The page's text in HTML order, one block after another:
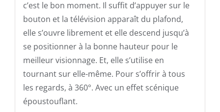
c’est le bon moment. Il suffit d’appuyer sur le
bouton et la télévision apparaît du plafond,
elle s’ouvre librement et elle descend jusqu’à
se positionner à la bonne hauteur pour le
meilleur visionnage. Et, elle s’utilise en
tournant sur elle-même. Pour s’offrir à tous
les regards, à 360°. Avec un effet scénique
époustouflant.